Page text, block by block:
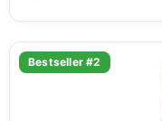
Bestseller #2